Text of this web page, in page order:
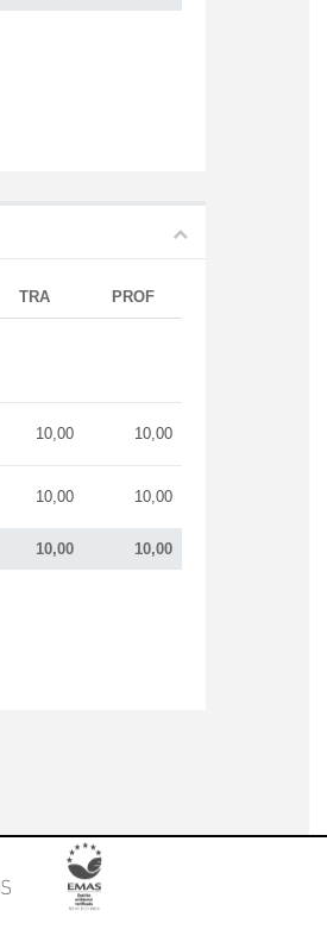
TRA PROF
10,00 10,00
10,00 10,00
10,00 10,00